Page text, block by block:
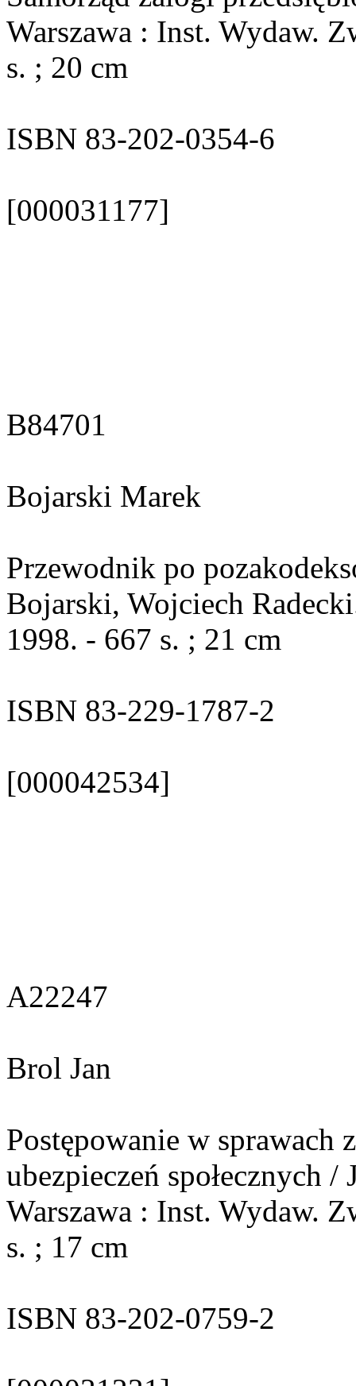
Warszawa : Inst. Wydaw.
s. ; 20 cm
ISBN 83-202-0354-6
[000031177]
B84701
Bojarski Marek
Przewodnik po
Bojarski, Wojciech
1998. - 667 s. ; 21 cm
ISBN 83-229-1787-2
[000042534]
A22247
Brol Jan
Postępowanie w sprawach
ubezpieczeń społecznych
Warszawa : Inst. Wydaw.
s. ; 17 cm
ISBN 83-202-0759-2